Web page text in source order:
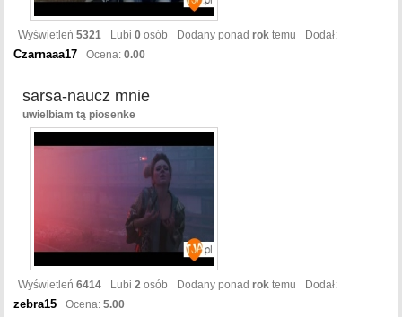
Wyświetleń 5321 Lubi 0 osób Dodany ponad rok temu Dodał:
Czarnaaa17 Ocena: 0.00
sarsa-naucz mnie
uwielbiam tą piosenke
Wyświetleń 6414 Lubi 2 osób Dodany ponad rok temu Dodał:
zebra15 Ocena: 5.00